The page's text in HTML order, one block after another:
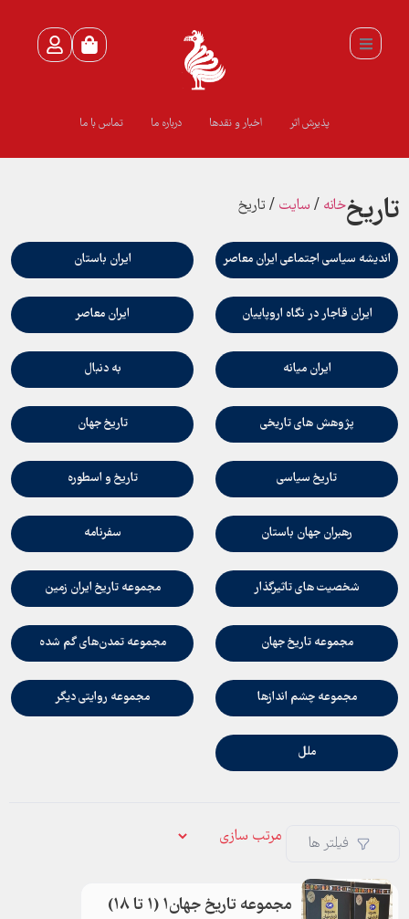
پذیرش اثر اخبار و نقدها درباره ما تماس با ما
تاريخخانه / سايت / تاريخ
انديشه سياسي اجتماعي ايران معاصر ايران باستان
ايران قاجار در نگاه اروپاييان ايران معاصر
ايران ميانه به دنبال
پژوهش هاي تاريخي تاريخ جهان
تاريخ سياسي تاريخ و اسطوره
رهبران جهان باستان سفرنامه
شخصيت هاي تاثيرگذار مجموعه تاريخ ايران زمين
مجموعه تاريخ جهان مجموعه تمدن‌هاي گم شده
مجموعه چشم اندازها مجموعه روايتي ديگر
ملل
فیلتر ها
مجموعه تاریخ جهان1 (1 تا 18)